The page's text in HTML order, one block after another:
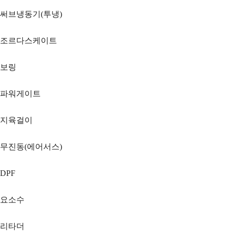
써브냉동기(투냉)
조르다스케이트
보링
파워게이트
지육걸이
무진동(에어서스)
DPF
요소수
리타더